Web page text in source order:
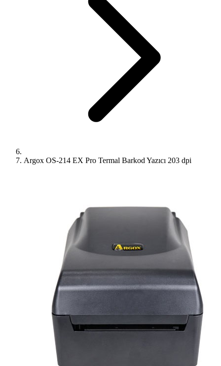
Argox OS-214 EX Pro Termal Barkod Yazıcı 203 dpi